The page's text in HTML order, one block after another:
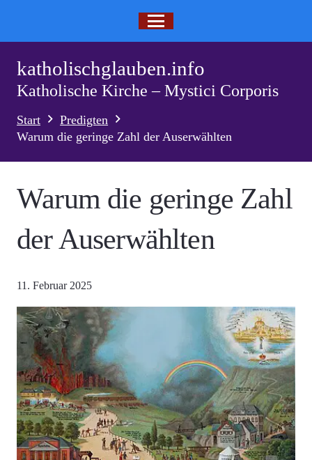
katholischglauben.info
Katholische Kirche – Mystici Corporis
Start
Predigten
Warum die geringe Zahl der Auserwählten
Warum die geringe Zahl
der Auserwählten
11. Februar 2025